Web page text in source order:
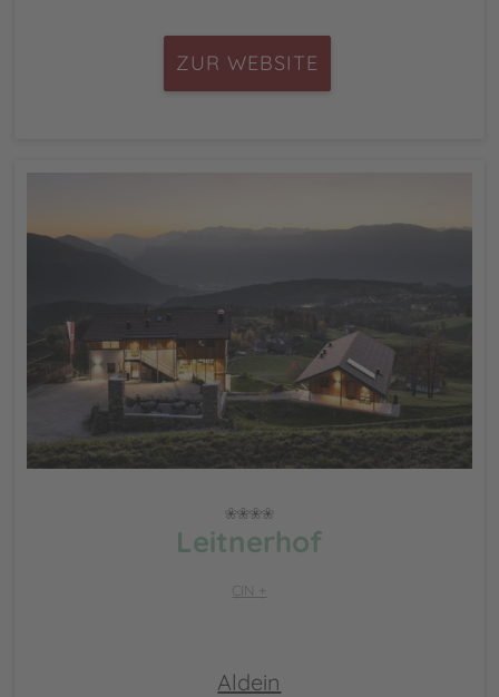
ZUR WEBSITE
Leitnerhof
CIN +
Aldein